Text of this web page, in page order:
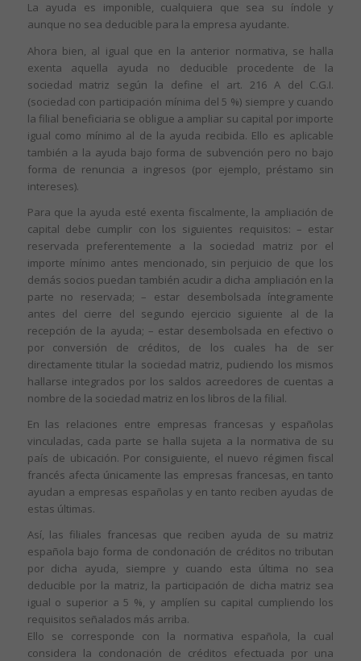
La ayuda es imponible, cualquiera que sea su índole y
aunque no sea deducible para la empresa ayudante.
Ahora bien, al igual que en la anterior normativa, se halla
exenta aquella ayuda no deducible procedente de la
sociedad matriz según la define el art. 216 A del C.G.I.
(sociedad con participación mínima del 5 %) siempre y cuando
la filial beneficiaria se obligue a ampliar su capital por importe
igual como mínimo al de la ayuda recibida. Ello es aplicable
también a la ayuda bajo forma de subvención pero no bajo
forma de renuncia a ingresos (por ejemplo, préstamo sin
intereses).
Para que la ayuda esté exenta fiscalmente, la ampliación de
capital debe cumplir con los siguientes requisitos: – estar
reservada preferentemente a la sociedad matriz por el
importe mínimo antes mencionado, sin perjuicio de que los
demás socios puedan también acudir a dicha ampliación en la
parte no reservada; – estar desembolsada íntegramente
antes del cierre del segundo ejercicio siguiente al de la
recepción de la ayuda; – estar desembolsada en efectivo o
por conversión de créditos, de los cuales ha de ser
directamente titular la sociedad matriz, pudiendo los mismos
hallarse integrados por los saldos acreedores de cuentas a
nombre de la sociedad matriz en los libros de la filial.
En las relaciones entre empresas francesas y españolas
vinculadas, cada parte se halla sujeta a la normativa de su
país de ubicación. Por consiguiente, el nuevo régimen fiscal
francés afecta únicamente las empresas francesas, en tanto
ayudan a empresas españolas y en tanto reciben ayudas de
estas últimas.
Así, las filiales francesas que reciben ayuda de su matriz
española bajo forma de condonación de créditos no tributan
por dicha ayuda, siempre y cuando esta última no sea
deducible por la matriz, la participación de dicha matriz sea
igual o superior a 5 %, y amplíen su capital cumpliendo los
requisitos señalados más arriba.
Ello se corresponde con la normativa española, la cual
considera la condonación de créditos efectuada por una